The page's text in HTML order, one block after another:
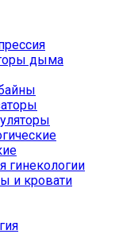
дыма
гинекологии
и кровати